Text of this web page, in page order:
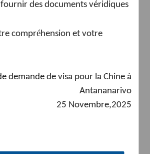
Jaune et ses 18,000km de côtes
des documents véridiques
compréhension et votre
demande de visa pour la Chine à
Antananarivo
25 Novembre,2025